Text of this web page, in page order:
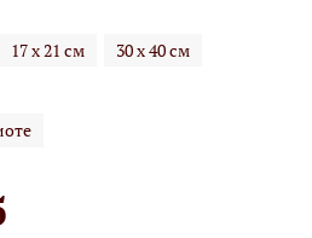
17 х 21 см 30 х 40 см